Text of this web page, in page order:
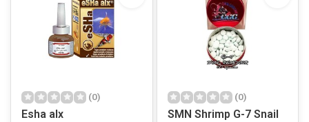
(0)
Esha alx
(0)
SMN Shrimp G-7 Snail